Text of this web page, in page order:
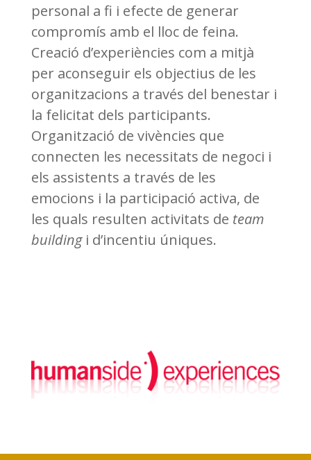
personal a fi i efecte de generar
compromís amb el lloc de feina.
Creació d’experiències com a mitjà
per aconseguir els objectius de les
organitzacions a través del benestar i
la felicitat dels participants.
Organització de vivències que
connecten les necessitats de negoci i
els assistents a través de les
emocions i la participació activa, de
les quals resulten activitats de team
buildingi d’incentiu úniques.